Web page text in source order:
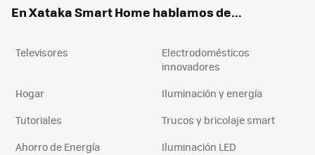
En Xataka Smart Home hablamos de...
Televisores
Electrodomésticos
innovadores
Hogar
Iluminación y energía
Tutoriales
Trucos y bricolaje smart
Ahorro de Energía
Iluminación LED